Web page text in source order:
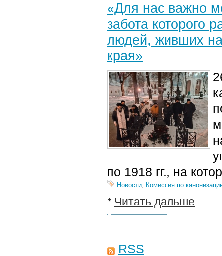
«Для нас важно
забота которого
людей, живших на
края»
по 1918 гг., на
Новости, Комиссия по
Читать дальше
RSS